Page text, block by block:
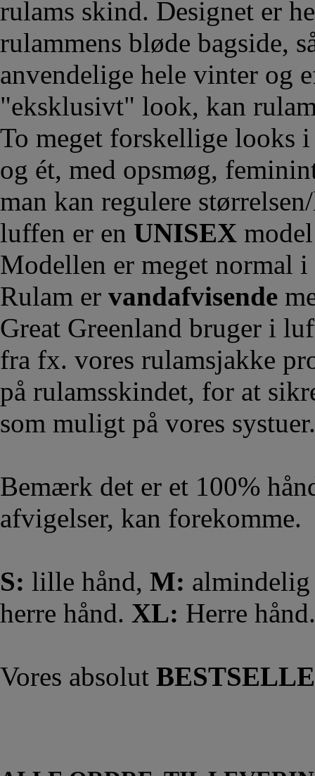
rulams skind. Designet er
rulammens bløde bagside,
anvendelige hele vinter og
"eksklusivt" look, kan
To meget forskellige looks
og ét, med opsmøg,
man kan regulere
luffen er en UNISEX
Modellen er meget normal
Rulam er vandafvisende
Great Greenland bruger i
fra fx. vores rulamsjakke
på rulamsskindet, for at
som muligt på vores systuer.
Bemærk det er et 100%
afvigelser, kan forekomme.
S: lille hånd, M:
herre hånd. XL: Herre
Vores absolut